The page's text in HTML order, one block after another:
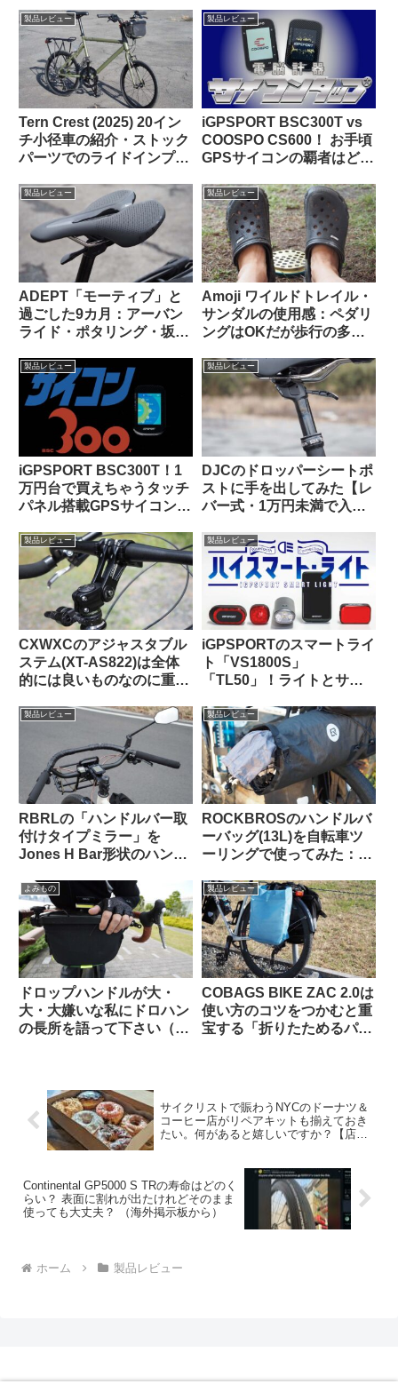
で使ってみた
製品レビュー
Tern Crest (2025) 20イン
チ小径車の紹介・ストック
パーツでのライドインプレ
い上質なミニベロ】
製品レビュー
iGPSPORT BSC300T vs
COOSPO CS600！ お手頃
GPSサイコンの覇者はどっ
製品レビュー
ADEPT「モーティブ」と
過ごした9カ月：アーバン
ライド・ポタリング・坂道
ノーズサドル
製品レビュー
Amoji ワイルドトレイル・
サンダルの使用感：ペダリ
ングはOKだが歩行の多い
CROCSの快適さに及ばず
製品レビュー
iGPSPORT BSC300T！1
万円台で買えちゃうタッチ
パネル搭載GPSサイコンっ
製品レビュー
DJCのドロッパーシートポ
ストに手を出してみた【レ
バー式・1万円未満で入門
製品レビュー
CXWXCのアジャスタブル
ステム(XT-AS822)は全体
的には良いものなのに重大
も惜しい
製品レビュー
iGPSPORTのスマートライ
ト「VS1800S」
「TL50」！ライトとサイ
揃えると、新しい扉が開く
かも！
製品レビュー
RBRLの「ハンドルバー取
付けタイプミラー」を
Jones H Bar形状のハンド
リでした
製品レビュー
ROCKBROSのハンドルバ
ーバッグ(13L)を自転車ツ
ーリングで使ってみた：機
あり使っていて気持ちが良
い
よみもの
ドロップハンドルが大・
大・大嫌いな私にドロハン
の長所を語って下さい（海
製品レビュー
COBAGS BIKE ZAC 2.0は
使い方のコツをつかむと重
宝する「折りたためるパニ
サイクリストで賑わうNYCのドーナツ＆
コーヒー店がリペアキットも揃えておき
たい。何があると嬉しいですか？【店主
Continental GP5000 S TRの寿命はどのく
らい？ 表面に割れが出たけれどそのまま
使っても大丈夫？ （海外掲示板から）
ホーム 製品レビュー